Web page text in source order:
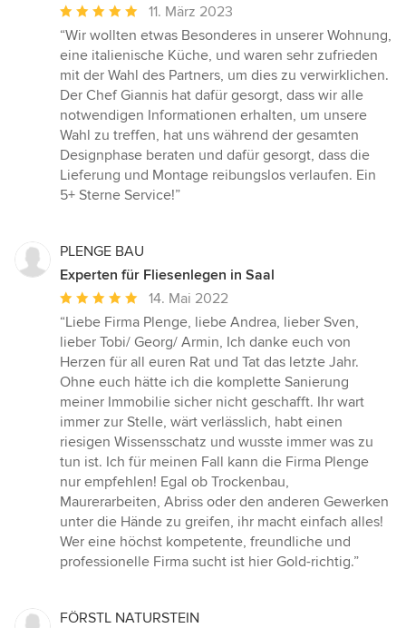
Durchschnittliche
Bewertung:
5
von
5
Sternen
11. März 2023
“Wir wollten etwas Besonderes in unserer Wohnung,
eine italienische Küche, und waren sehr zufrieden
mit der Wahl des Partners, um dies zu verwirklichen.
Der Chef Giannis hat dafür gesorgt, dass wir alle
notwendigen Informationen erhalten, um unsere
Wahl zu treffen, hat uns während der gesamten
Designphase beraten und dafür gesorgt, dass die
Lieferung und Montage reibungslos verlaufen. Ein
5+ Sterne Service!”
PLENGE BAU
Experten für Fliesenlegen in Saal
Durchschnittliche
Bewertung:
5
von
5
Sternen
14. Mai 2022
“Liebe Firma Plenge, liebe Andrea, lieber Sven,
lieber Tobi/ Georg/ Armin, Ich danke euch von
Herzen für all euren Rat und Tat das letzte Jahr.
Ohne euch hätte ich die komplette Sanierung
meiner Immobilie sicher nicht geschafft. Ihr wart
immer zur Stelle, wärt verlässlich, habt einen
riesigen Wissensschatz und wusste immer was zu
tun ist. Ich für meinen Fall kann die Firma Plenge
nur empfehlen! Egal ob Trockenbau,
Maurerarbeiten, Abriss oder den anderen Gewerken
unter die Hände zu greifen, ihr macht einfach alles!
Wer eine höchst kompetente, freundliche und
professionelle Firma sucht ist hier Gold-richtig.”
FÖRSTL NATURSTEIN